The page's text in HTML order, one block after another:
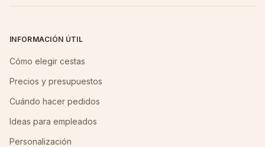
INFORMACIÓN ÚTIL
Cómo elegir cestas
Precios y presupuestos
Cuándo hacer pedidos
Ideas para empleados
Personalización